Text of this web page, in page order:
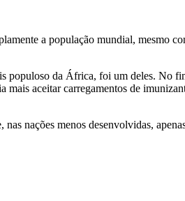
a população mundial, mesmo
populoso da África, foi um deles. No
aceitar carregamentos de
nações menos desenvolvidas,